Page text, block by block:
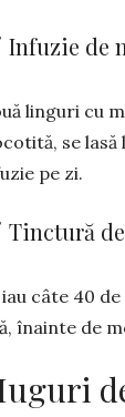
Infuzie de
linguri cu
se lasă
pe zi.
Tinctură
iau câte 40
îna­inte de